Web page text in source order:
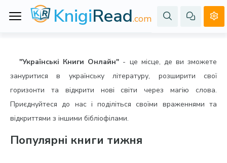
KnigiRead.com
"Українські Книги Онлайн" - це місце, де ви зможете
зануритися в українську літературу, розширити свої
горизонти та відкрити нові світи через магію слова.
Приєднуйтеся до нас і поділіться своїми враженнями та
відкриттями з іншими бібліофілами.
Популярні книги тижня